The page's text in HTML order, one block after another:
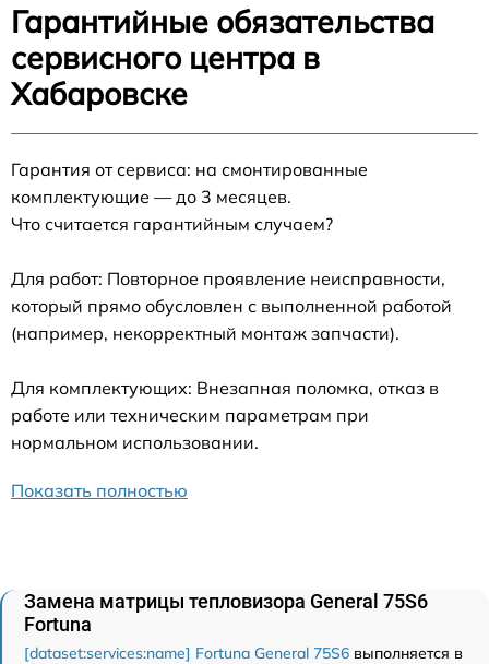
Гарантийные обязательства
сервисного центра в
Хабаровске
Гарантия от сервиса: на смонтированные
комплектующие — до 3 месяцев.
Что считается гарантийным случаем?
Для работ: Повторное проявление неисправности,
который прямо обусловлен с выполненной работой
(например, некорректный монтаж запчасти).
Для комплектующих: Внезапная поломка, отказ в
работе или техническим параметрам при
нормальном использовании.
Показать полностью
Замена матрицы тепловизора General 75S6
Fortuna
[dataset:services:name] Fortuna General 75S6 выполняется в